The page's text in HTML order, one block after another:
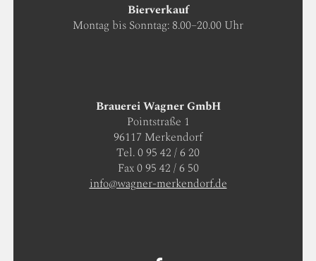
Bierverkauf
Montag bis Sonntag: 8.00–20.00 Uhr
Brauerei Wagner GmbH
Pointstraße 1
96117 Merkendorf
Tel. 0 95 42 / 6 20
Fax 0 95 42 / 6 50
info@wagner-merkendorf.de